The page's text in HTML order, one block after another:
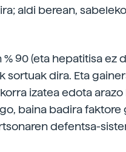
aldi berean,
90 (eta hepatitisa ez
sortuak dira. Eta
izatea edota
baina badira faktore
defentsa-